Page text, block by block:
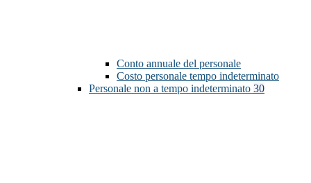
Conto annuale del personale
Costo personale tempo indeterminato
Personale non a tempo indeterminato 30